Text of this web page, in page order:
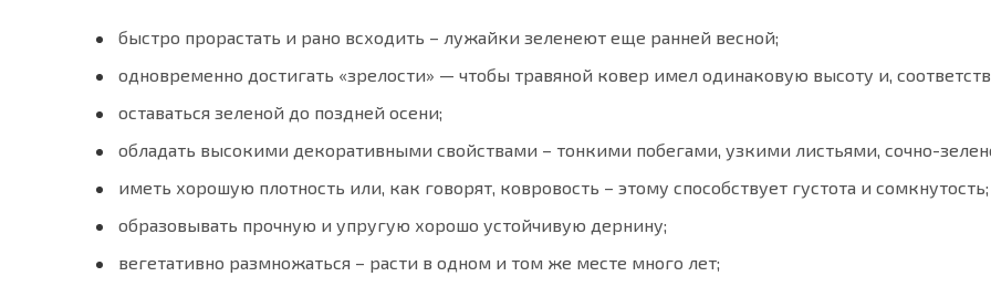
быстро прорастать и рано всходить – лужайки зеленеют еще ранней весной;
одновременно достигать «зрелости» — чтобы травяной ковер имел одинаковую высоту и,
оставаться зеленой до поздней осени;
обладать высокими декоративными свойствами – тонкими побегами, узкими листьями, сочно-
иметь хорошую плотность или, как говорят, ковровость – этому способствует густота и сомкнутость;
образовывать прочную и упругую хорошо устойчивую дернину;
вегетативно размножаться – расти в одном и том же месте много лет;